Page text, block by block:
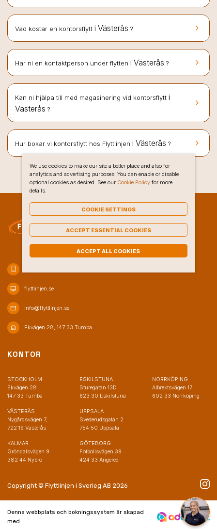
keyboard_arrow_right
Vad kostar en kontorsflytt i Västerås ?
keyboard_arrow_right
Har ni en kontaktperson under flytten i Västerås ?
keyboard_arrow_right
Kan ni hjälpa till med magasinering vid kontorsflytt i
Västerås ?
keyboard_arrow_right
Hur bokar vi kontorsflytt hos Flyttlinjen i Västerås ?
phone_iphone
desktop_mac flyttlinjen.se
mail info@flyttlinjen.se
home Ekvägen 28, 147 33 Tumba
KONTOR
STOCKHOLM
Ekvägen 28
147 33 Tumba
VÄSTERÅS
Nygårdsvägen 7,
722 19 Västerås
KALMAR
Gröndalsvägen 9
382 44 Nybro
ESKILSTUNA
Sturegatan 13D
623 30 Eskilstuna
UPPSALA
Svederudsgatan 2
754 50 Uppsala
GÖTEBORG
Fotbollsvägen 39
424 33 Angered
NORRKÖPING
Albrektsvägen 17
602 33 Norrköping
Copyright © Flyttlinjen i Sverieg AB 2026
Denna webbplats och bokningssystem är skapad
med
We use cookies to make our site a better place and also for
analytics and advertising purposes. You can enable or disable
optional cookies as desired. See our Cookie Policyfor more
details.
COOKIE SETTINGS
ACCEPT ESSENTIAL COOKIES
ACCEPT ALL COOKIES